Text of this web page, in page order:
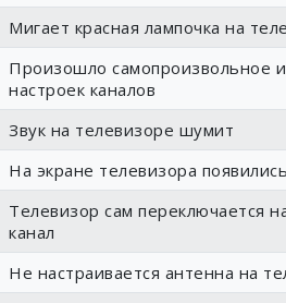
Мигает красная лампочка на
Произошло самопроизвольное
настроек каналов
Звук на телевизоре шумит
На экране телевизора
Телевизор сам переключается
канал
Не настраивается антенна на